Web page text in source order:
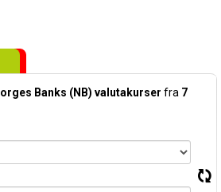
Banks (NB) valutakurser fra 7